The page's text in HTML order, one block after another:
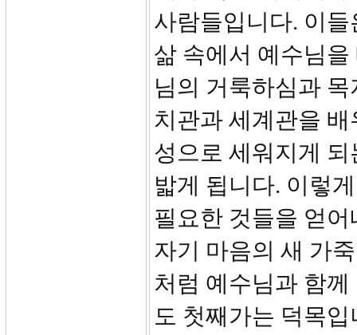
사람들입니다. 이
삶 속에서 예수님
님의 거룩하심과
치관과 세계관을
성으로 세워지게
밟게 됩니다. 이렇
필요한 것들을 얻
자기 마음의 새 가
처럼 예수님과 함
도 첫째가는 덕목